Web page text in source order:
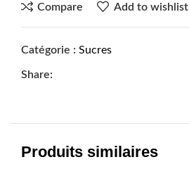
Compare Add to wishlist
Catégorie : Sucres
Share:
Produits similaires